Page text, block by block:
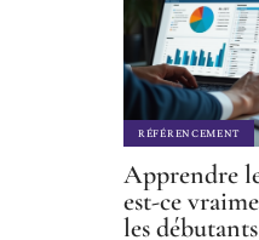
RÉFÉRENCEMENT
Apprendre
est-ce
les